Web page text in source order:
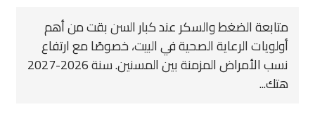
متابعة الضغط والسكر عند كبار السن بقت من أهم
أولويات الرعاية الصحية في البيت، خصوصًا مع ارتفاع
نسب الأمراض المزمنة بين المسنين. سنة 2026-2027
هتك...